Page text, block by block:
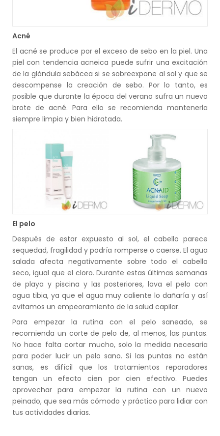
Acné
El acné se produce por el exceso de sebo en la piel. Una
piel con tendencia acneica puede sufrir una excitación
de la glándula sebácea si se sobreexpone al sol y que se
descompense la creación de sebo. Por lo tanto, es
posible que durante la época del verano sufra un nuevo
brote de acné. Para ello se recomienda mantenerla
siempre limpia y bien hidratada.
El pelo
Después de estar expuesto al sol, el cabello parece
sequedad, fragilidad y podría romperse o caerse. El agua
salada afecta negativamente sobre todo el cabello
seco, igual que el cloro. Durante estas últimas semanas
de playa y piscina y las posteriores, lava el pelo con
agua tibia, ya que el agua muy caliente lo dañaría y así
evitamos un empeoramiento de la salud capilar.
Para empezar la rutina con el pelo saneado, se
recomienda un corte de pelo de, al menos, las puntas.
No hace falta cortar mucho, solo la medida necesaria
para poder lucir un pelo sano. Si las puntas no están
sanas, es difícil que los tratamientos reparadores
tengan un efecto cien por cien efectivo. Puedes
aprovechar para empezar la rutina con un nuevo
peinado, que sea más cómodo y práctico para lidiar con
tus actividades diarias.